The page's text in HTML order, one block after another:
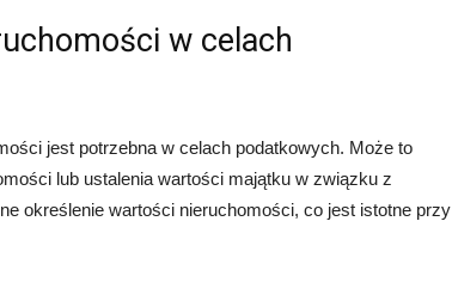
w celach
jest potrzebna w celach podatkowych. Może to
lub ustalenia wartości majątku w związku z
określenie wartości nieruchomości, co jest istotne przy